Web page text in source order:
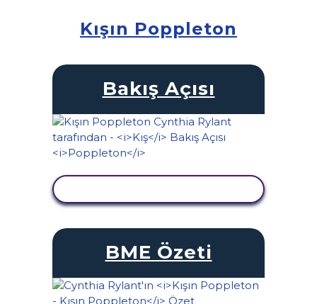
Kışın Poppleton
Bakış Açısı
BME Özeti